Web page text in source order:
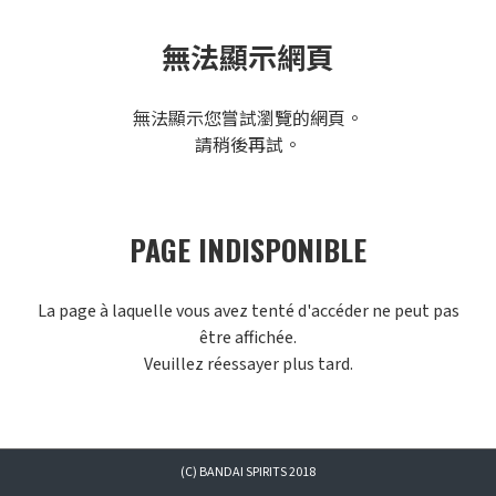
無法顯示網頁
無法顯示您嘗試瀏覽的網頁。
請稍後再試。
PAGE INDISPONIBLE
La page à laquelle vous avez tenté d'accéder ne peut pas
être affichée.
Veuillez réessayer plus tard.
(C) BANDAI SPIRITS 2018